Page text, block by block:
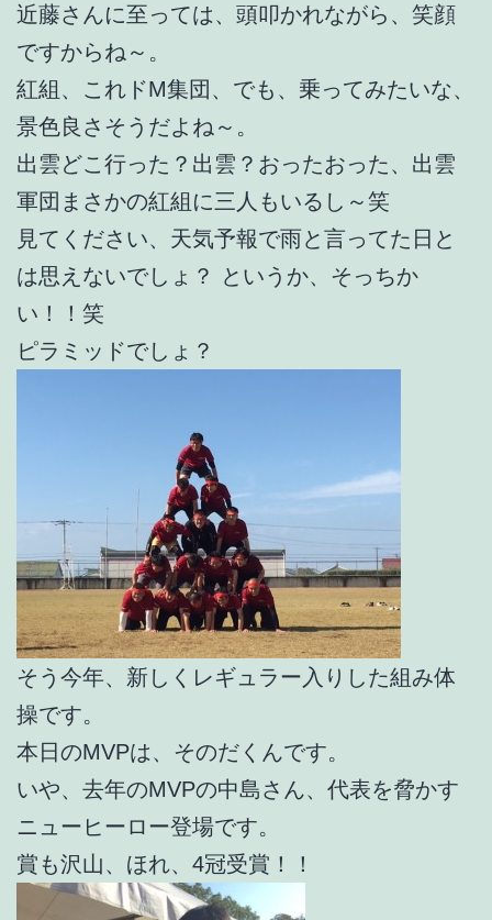
近藤さんに至っては、頭叩かれながら、笑顔
ですからね～。
紅組、これドM集団、でも、乗ってみたいな、
景色良さそうだよね～。
出雲どこ行った？出雲？おったおった、出雲
軍団まさかの紅組に三人もいるし～笑
見てください、天気予報で雨と言ってた日と
は思えないでしょ？ というか、そっちか
い！！笑
ピラミッドでしょ？
そう今年、新しくレギュラー入りした組み体
操です。
本日のMVPは、そのだくんです。
いや、去年のMVPの中島さん、代表を脅かす
ニューヒーロー登場です。
賞も沢山、ほれ、4冠受賞！！